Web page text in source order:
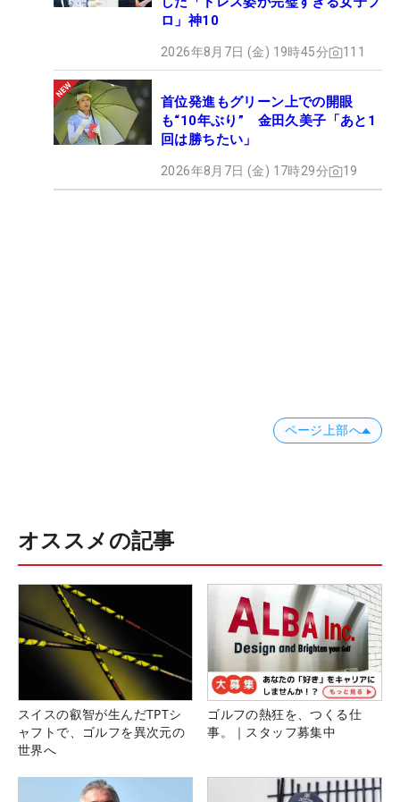
ロ」神10
2026年8月7日 (金) 19時45分 111
首位発進もグリーン上での開眼
も“10年ぶり” 金田久美子「あと1
回は勝ちたい」
2026年8月7日 (金) 17時29分 19
ページ上部へ
オススメの記事
スイスの叡智が生んだTPTシ
ャフトで、ゴルフを異次元の
世界へ
ゴルフの熱狂を、つくる仕
事。｜スタッフ募集中